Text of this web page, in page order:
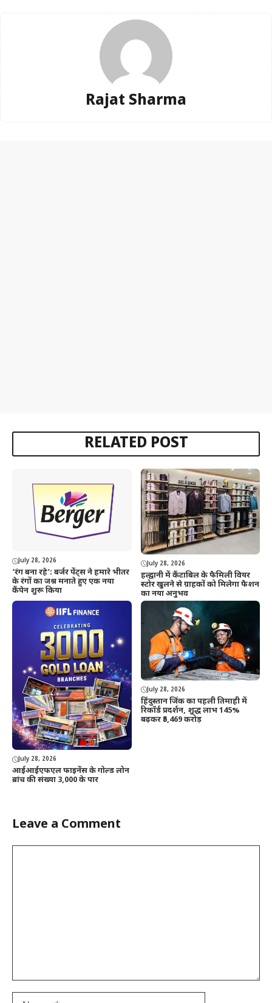
Rajat Sharma
RELATED POST
July 28, 2026
‘रंग बना रहे’: बर्जर पेंट्स ने हमारे भीतर
के रंगों का जश्न मनाते हुए एक नया
कैंपेन शुरू किया
July 28, 2026
हल्द्वानी में कैंटाबिल के फैमिली वियर
स्टोर खुलने से ग्राहकों को मिलेगा फैशन
का नया अनुभव
July 28, 2026
आईआईएफएल फाइनेंस के गोल्ड लोन
ब्रांच की संख्या 3,000 के पार
July 28, 2026
हिंदुस्तान जिंक का पहली तिमाही में
रिकॉर्ड प्रदर्शन, शुद्ध लाभ 145%
बढ़कर ₹5,469 करोड़
Leave a Comment
Name